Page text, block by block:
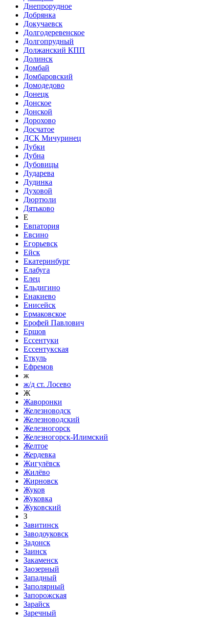
Днепрорудное
Добрянка
Докучаевск
Долгодеревенское
Долгопрудный
Должанский КПП
Долинск
Домбай
Домбаровский
Домодедово
Донецк
Донское
Донской
Дорохово
Досчатое
ДСК Мичуринец
Дубки
Дубна
Дубовицы
Дударева
Дудинка
Духовой
Дюртюли
Дятьково
Е
Евпатория
Евсино
Егорьевск
Ейск
Екатеринбург
Елабуга
Елец
Ельдигино
Енакиево
Енисейск
Ермаковское
Ерофей Павлович
Ершов
Ессентуки
Ессентукская
Еткуль
Ефремов
ж
ж/д ст. Лосево
Ж
Жаворонки
Железноводск
Железноводский
Железногорск
Железногорск-Илимский
Желтое
Жердевка
Жигулёвск
Жилёво
Жирновск
Жуков
Жуковка
Жуковский
З
Завитинск
Заводоуковск
Задонск
Заинск
Закаменск
Заозерный
Западный
Заполярный
Запорожская
Зарайск
Заречный